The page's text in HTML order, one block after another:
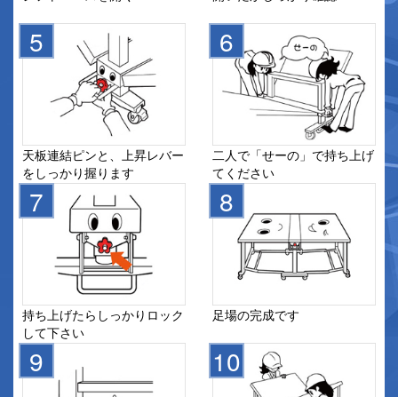
天板連結ピンと、上昇レバー
をしっかり握ります
二人で「せーの」で持ち上げ
てください
持ち上げたらしっかりロック
して下さい
足場の完成です